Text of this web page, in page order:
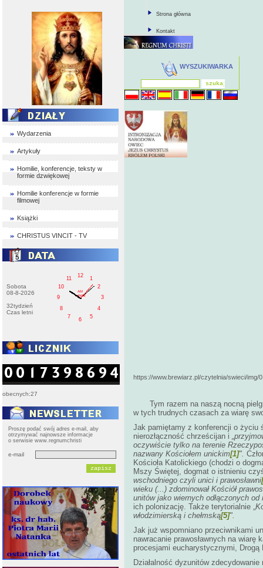
Wydarzenia
Artykuły
Homilie, konferencje, teksty w
formie dzwiękowej
Homilie konferencje w formie
filmowej
Książki
CHRISTUS VINCIT - TV
Sobota
08-8-2026
32tydzień
Czas letni
1
2
3
4
5
6
7
8
9
10
11
12
AM
sobota
obecnych:27
Proszę podać swój adres e-mail, aby
otrzymywać najnowsze informacje
o serwisie www.regnumchristi
e-mail
Strona główna
Kontakt
WYSZUKIWARKA
https://www.brewiarz.pl/czytelnia/swieci/img/
Tym razem na naszą nocną
w tych trudnych czasach za wiarę
Jak pamiętamy z konferencji o życiu
nierozłączność chrześcijan i
oczywiście tylko na terenie
nazwany Kościołem unickim[1]".
Kościoła Katolickiego (chodzi o
Mszy Świętej, dogmat o istnieniu
wschodniego czyli unici i prawosławni
wieku (...) zdominował Kościół
unitów jako wiernych odłączonych
ich polonizację. Także terytorialnie „
włodzimierską i chełmską[5]".
Jak już wspomniano przeciwnikami
nawracanie prawosławnych na
procesjami eucharystycznymi,
Działalność dyzunitów